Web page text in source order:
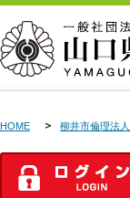
HOME 柳井市倫理法